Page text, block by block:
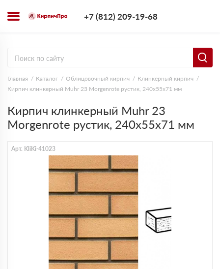
+7 (812) 209-19-68
Главная Каталог Облицовочный кирпич
Клинкерный кирпич
Кирпич клинкерный Muhr 23 Morgenrote рустик, 240х55х71 мм
Кирпич клинкерный Muhr 23
Morgenrote рустик, 240х55х71 мм
Арт. KliKi-41023